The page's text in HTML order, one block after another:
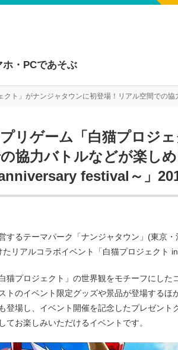
ホ・PCであそぶ
ナンジャタウンに初登場！リアル空間での協力バトルなどが
リゲーム「白猫プロジ
協力バトルなどが楽し
festival～」
するテーマパーク「ナンジャタウン」(東京
リアルコラボイベント「白猫プロジェクト
猫プロジェクト」の世界観をモチーフにし
トのイベント限定グッズや景品が登場する
登場し、イベント開催を記念したプレゼン
てお楽しみいただけるイベントです。